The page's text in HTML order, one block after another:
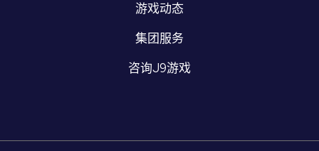
游戏动态
集团服务
咨询J9游戏